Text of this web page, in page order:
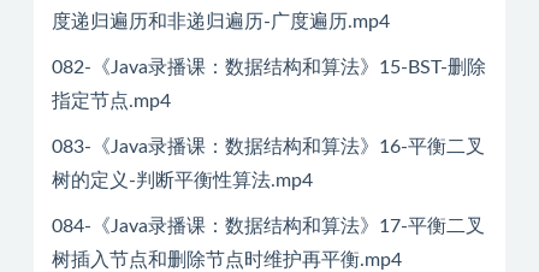
度递归遍历和非递归遍历-广度遍历.mp4
082-《Java录播课：数据结构和算法》15-BST-删除
指定节点.mp4
083-《Java录播课：数据结构和算法》16-平衡二叉
树的定义-判断平衡性算法.mp4
084-《Java录播课：数据结构和算法》17-平衡二叉
树插入节点和删除节点时维护再平衡.mp4